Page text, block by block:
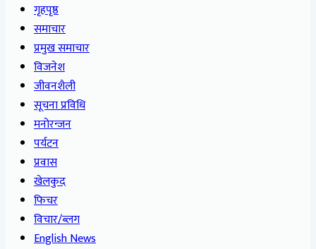
गृहपृष्ठ
समाचार
प्रमुख समाचार
विजनेश
जीवनशैली
सूचना प्रविधि
मनोरन्जन
पर्यटन
प्रवास
खेलकुद
फिचर
विचार/ब्लग
English News